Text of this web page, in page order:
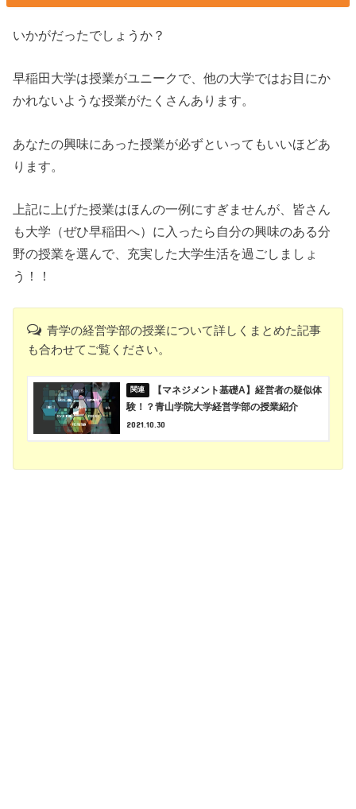
いかがだったでしょうか？
早稲田大学は授業がユニークで、他の大学ではお目にか
かれないような授業がたくさんあります。
あなたの興味にあった授業が必ずといってもいいほどあ
ります。
上記に上げた授業はほんの一例にすぎませんが、皆さん
も大学（ぜひ早稲田へ）に入ったら自分の興味のある分
野の授業を選んで、充実した大学生活を過ごしましょ
う！！
青学の経営学部の授業について詳しくまとめた記事
も合わせてご覧ください。
【マネジメント基礎A】経営者の疑似体
験！？青山学院大学経営学部の授業紹介
2021.10.30